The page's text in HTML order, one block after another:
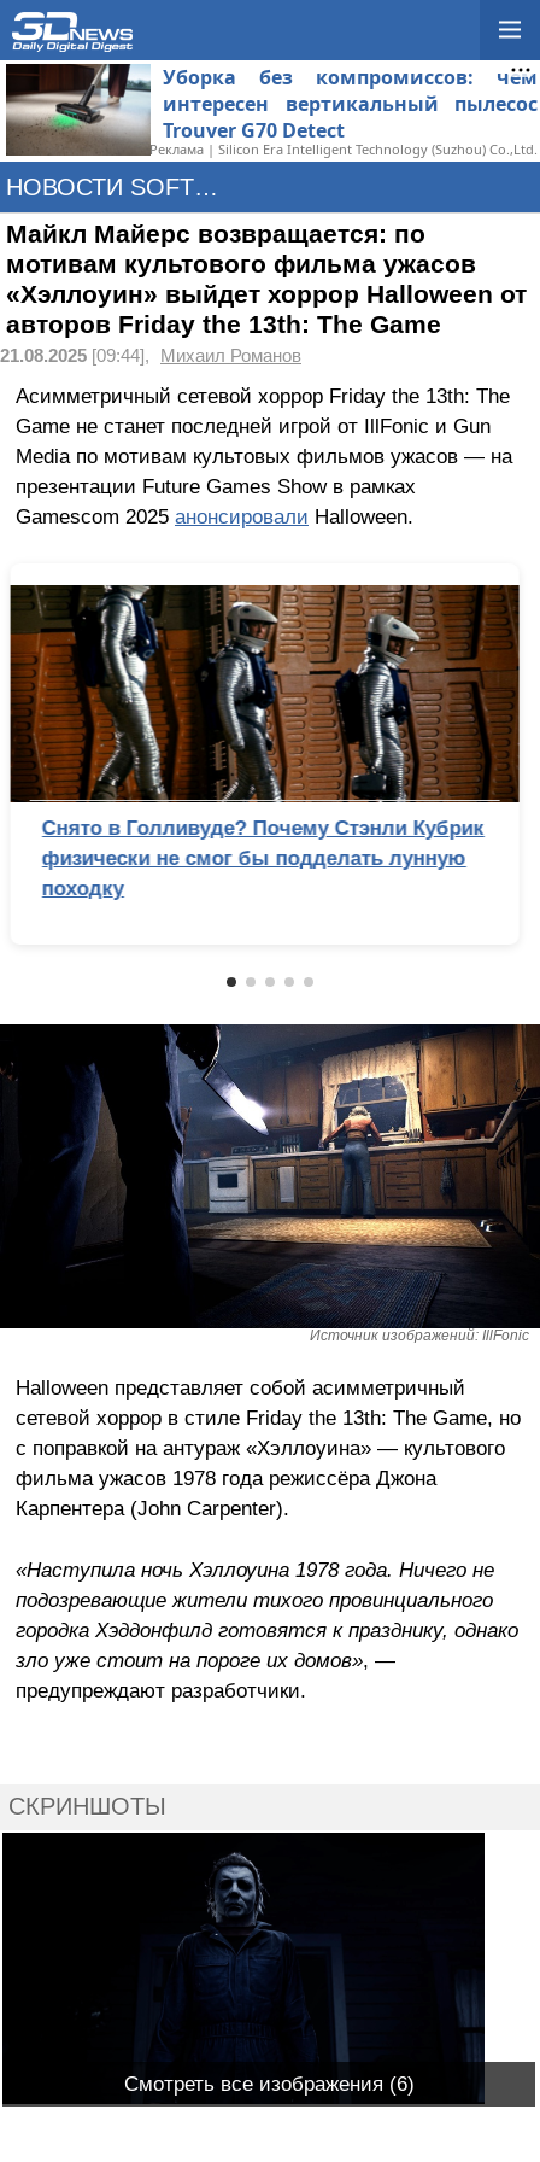
Уборка без компромиссов: чем
интересен вертикальный пылесос
Trouver G70 Detect
Реклама | Silicon Era Intelligent Technology (Suzhou) Co.,Ltd.
НОВОСТИ SOFTWARE
Майкл Майерс возвращается: по
мотивам культового фильма ужасов
«Хэллоуин» выйдет хоррор Halloween от
авторов Friday the 13th: The Game
21.08.2025 [09:44], Михаил Романов
Асимметричный сетевой хоррор Friday the 13th: The
Game не станет последней игрой от IllFonic и Gun
Media по мотивам культовых фильмов ужасов — на
презентации Future Games Show в рамках
Gamescom 2025 анонсировали Halloween.
Снято в Голливуде? Почему Стэнли Кубрик
физически не смог бы подделать лунную
походку
Источник изображений: IllFonic
Halloween представляет собой асимметричный
сетевой хоррор в стиле Friday the 13th: The Game, но
с поправкой на антураж «Хэллоуина» — культового
фильма ужасов 1978 года режиссёра Джона
Карпентера (John Carpenter).
«Наступила ночь Хэллоуина 1978 года. Ничего не
подозревающие жители тихого провинциального
городка Хэддонфилд готовятся к празднику, однако
зло уже стоит на пороге их домов», —
предупреждают разработчики.
СКРИНШОТЫ
Смотреть все изображения (6)